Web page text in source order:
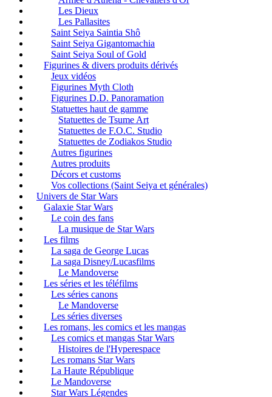
Les Dieux
Les Pallasites
Saint Seiya Saintia Shô
Saint Seiya Gigantomachia
Saint Seiya Soul of Gold
Figurines & divers produits dérivés
Jeux vidéos
Figurines Myth Cloth
Figurines D.D. Panoramation
Statuettes haut de gamme
Statuettes de Tsume Art
Statuettes de F.O.C. Studio
Statuettes de Zodiakos Studio
Autres figurines
Autres produits
Décors et customs
Vos collections (Saint Seiya et générales)
Univers de Star Wars
Galaxie Star Wars
Le coin des fans
La musique de Star Wars
Les films
La saga de George Lucas
La saga Disney/Lucasfilms
Le Mandoverse
Les séries et les téléfilms
Les séries canons
Le Mandoverse
Les séries diverses
Les romans, les comics et les mangas
Les comics et mangas Star Wars
Histoires de l'Hyperespace
Les romans Star Wars
La Haute République
Le Mandoverse
Star Wars Légendes